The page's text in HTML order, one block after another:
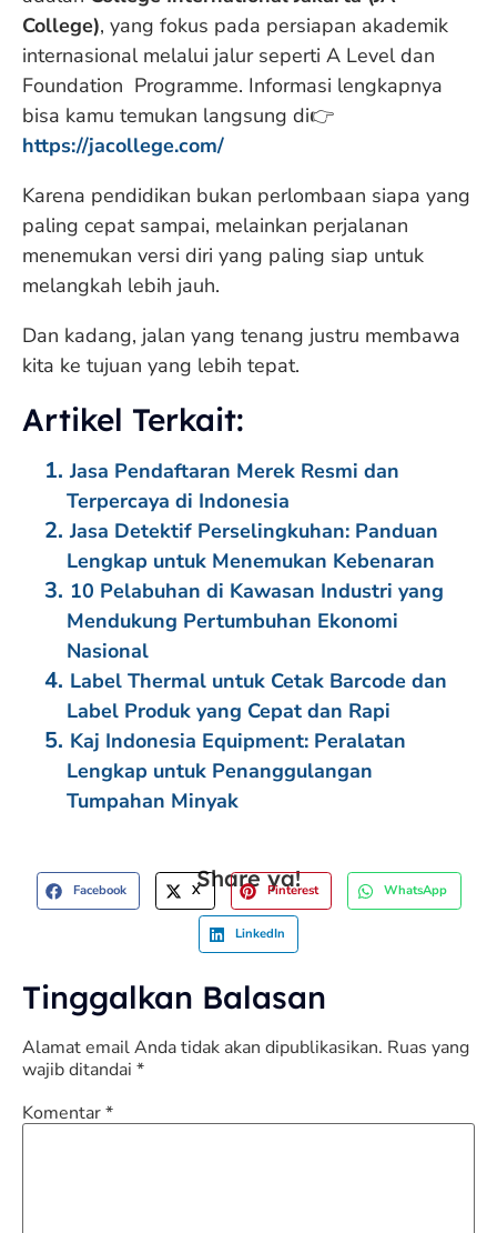
College), yang fokus pada persiapan akademik
internasional melalui jalur seperti A Level dan
Foundation Programme. Informasi lengkapnya
bisa kamu temukan langsung di👉
https://jacollege.com/
Karena pendidikan bukan perlombaan siapa yang
paling cepat sampai, melainkan perjalanan
menemukan versi diri yang paling siap untuk
melangkah lebih jauh.
Dan kadang, jalan yang tenang justru membawa
kita ke tujuan yang lebih tepat.
Artikel Terkait:
Jasa Pendaftaran Merek Resmi dan
Terpercaya di Indonesia
Jasa Detektif Perselingkuhan: Panduan
Lengkap untuk Menemukan Kebenaran
10 Pelabuhan di Kawasan Industri yang
Mendukung Pertumbuhan Ekonomi
Nasional
Label Thermal untuk Cetak Barcode dan
Label Produk yang Cepat dan Rapi
Kaj Indonesia Equipment: Peralatan
Lengkap untuk Penanggulangan
Tumpahan Minyak
Share ya!
Facebook X Pinterest WhatsApp
LinkedIn
Tinggalkan Balasan
Alamat email Anda tidak akan dipublikasikan. Ruas yang
wajib ditandai *
Komentar*